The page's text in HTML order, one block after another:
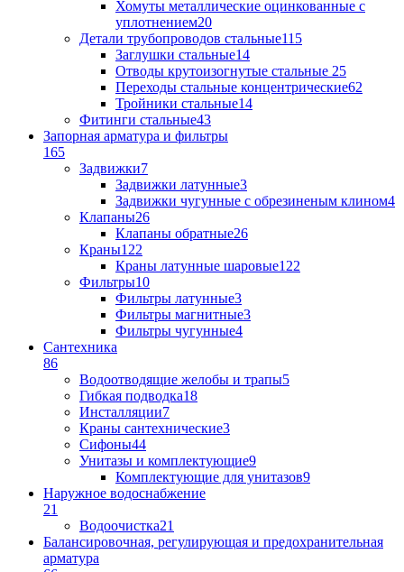
Хомуты металлические оцинкованные с
уплотнением20
Детали трубопроводов стальные115
Заглушки стальные14
Отводы крутоизогнутые стальные 25
Переходы стальные концентрические62
Тройники стальные14
Фитинги стальные43
Запорная арматура и фильтры
165
Задвижки7
Задвижки латунные3
Задвижки чугунные с обрезиненым клином4
Клапаны26
Клапаны обратные26
Краны122
Краны латунные шаровые122
Фильтры10
Фильтры латунные3
Фильтры магнитные3
Фильтры чугунные4
Сантехника
86
Водоотводящие желобы и трапы5
Гибкая подводка18
Инсталляции7
Краны сантехнические3
Сифоны44
Унитазы и комплектующие9
Комплектующие для унитазов9
Наружное водоснабжение
21
Водоочистка21
Балансировочная, регулирующая и предохранительная
арматура